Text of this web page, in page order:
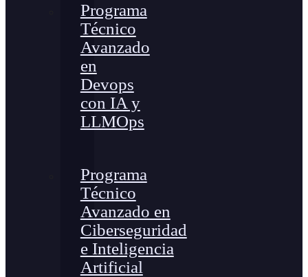
Programa
Técnico
Avanzado
en
Devops
con IA y
LLMOps
Programa
Técnico
Avanzado en
Ciberseguridad
e Inteligencia
Artificial